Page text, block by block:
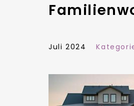
Juli 2024